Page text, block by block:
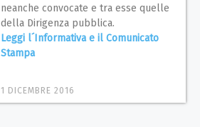
neanche convocate e tra esse quelle
della Dirigenza pubblica.
Leggi l´Informativa e il Comunicato
Stampa
1 DICEMBRE 2016